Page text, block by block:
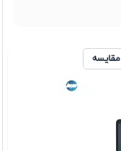
مقایسه